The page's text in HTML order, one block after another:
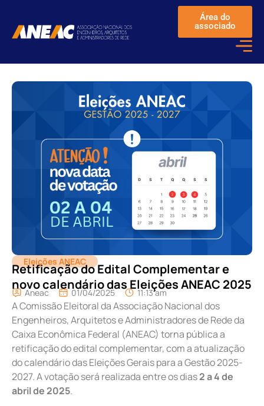
Área do
associado
Eleições ANEAC
Retificação do Edital Complementar e
novo calendário das Eleições ANEAC 2025
Aneac 01/04/2025 11:13 am
A Comissão Eleitoral da Associação Nacional dos
Engenheiros, Arquitetos e Administradores de Rede da
Caixa Econômica Federal (ANEAC) torna pública a
retificação do edital complementar, com a atualização
do calendário das Eleições Gerais para a Gestão 2025-
2027. A votação será realizada entre os dias2 a 4 de
abril de 2025.